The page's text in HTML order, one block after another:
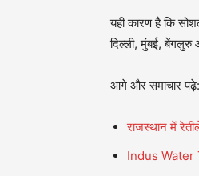
यही कारण है कि
दिल्ली, मुंबई, बेंगलुरु
आगे और समाचार पढ़े:
राजस्थान में
Indus Water